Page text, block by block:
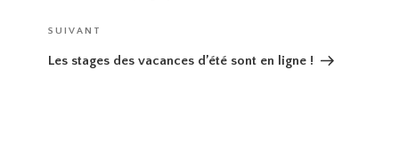
Article
suivant
SUIVANT
Les stages des vacances d’été sont en ligne !